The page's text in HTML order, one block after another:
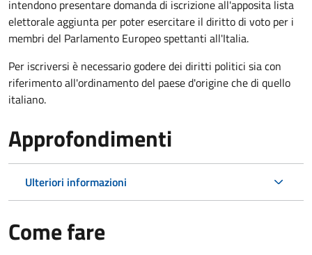
intendono presentare domanda di iscrizione all'apposita lista
elettorale aggiunta per poter esercitare il diritto di voto per i
membri del Parlamento Europeo spettanti all'Italia.
Per iscriversi è necessario godere dei diritti politici sia con
riferimento all'ordinamento del paese d'origine che di quello
italiano.
Approfondimenti
Ulteriori informazioni
Come fare